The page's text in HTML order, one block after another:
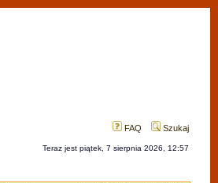
FAQ Szukaj
Teraz jest piątek, 7 sierpnia 2026, 12:57